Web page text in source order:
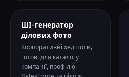
ШІ-генератор
ділових фото
Корпоративні хедшоти,
готові для каталогу
компанії, профілю